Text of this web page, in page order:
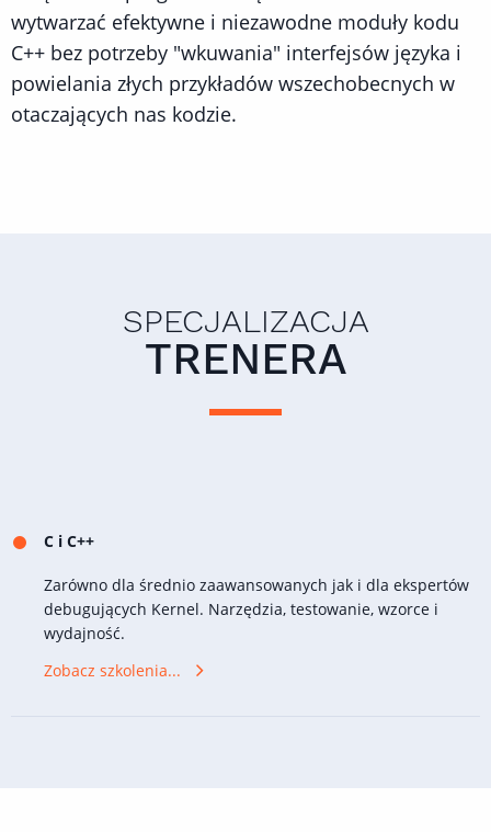
wytwarzać efektywne i niezawodne moduły kodu
C++ bez potrzeby "wkuwania" interfejsów języka i
powielania złych przykładów wszechobecnych w
otaczających nas kodzie.
SPECJALIZACJA
TRENERA
C i C++
Zarówno dla średnio zaawansowanych jak i dla ekspertów
debugujących Kernel. Narzędzia, testowanie, wzorce i
wydajność.
Zobacz szkolenia...